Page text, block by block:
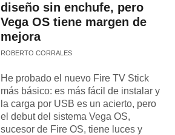
diseño sin enchufe, pero
Vega OS tiene margen de
mejora
ROBERTO CORRALES
He probado el nuevo Fire TV Stick
más básico: es más fácil de instalar y
la carga por USB es un acierto, pero
el debut del sistema Vega OS,
sucesor de Fire OS, tiene luces y